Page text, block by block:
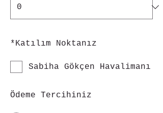
*Katılım Noktanız
Sabiha Gökçen Havalimanı
Ödeme Tercihiniz